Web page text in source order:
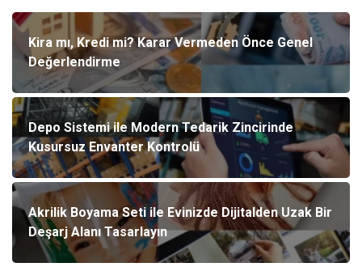
Kira mı, Kredi mi? Karar Vermeden Önce Genel
Değerlendirme
Depo Sistemi ile Modern Tedarik Zincirinde
Kusursuz Envanter Kontrolü
Akrilik Boyama Seti ile Evinizde Dijitalden Uzak Bir
Deşarj Alanı Tasarlayın